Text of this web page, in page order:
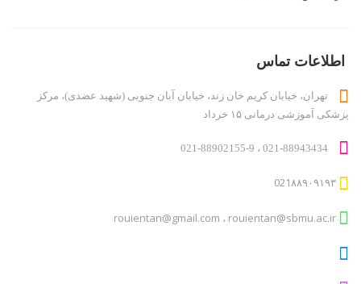
مطالب
ورود اعضا
اطلاعات تماس
تهران، خیابان کریم خان زند، خیابان آبان جنوبی (شھید عضدی)، مرکز
پزشکی آموزشی درمانی ١۵ خرداد
021-88943434 ، 021-88902155-9